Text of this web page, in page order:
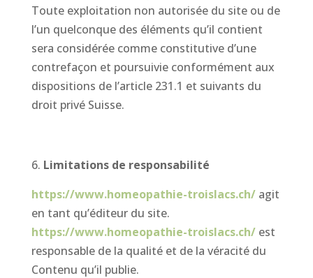
Toute exploitation non autorisée du site ou de
l’un quelconque des éléments qu’il contient
sera considérée comme constitutive d’une
contrefaçon et poursuivie conformément aux
dispositions de l’article 231.1 et suivants du
droit privé Suisse.
Limitations de responsabilité
https://www.homeopathie-troislacs.ch/ agit
en tant qu’éditeur du site.
https://www.homeopathie-troislacs.ch/ est
responsable de la qualité et de la véracité du
Contenu qu’il publie.